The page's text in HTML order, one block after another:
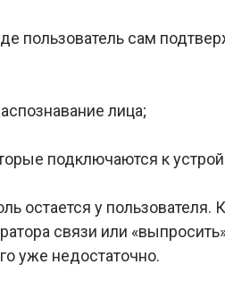
пользователь сам
лица;
подключаются к
остается у пользователя.
связи или
уже недостаточно.